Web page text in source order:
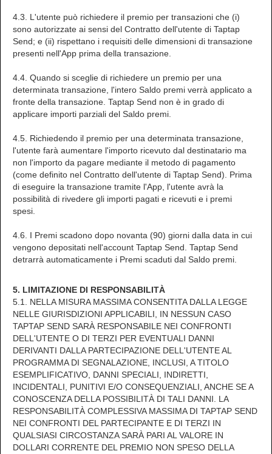
4.3. L'utente può richiedere il premio per transazioni che (i)
sono autorizzate ai sensi del Contratto dell'utente di Taptap
Send; e (ii) rispettano i requisiti delle dimensioni di transazione
presenti nell'App prima della transazione.
4.4. Quando si sceglie di richiedere un premio per una
determinata transazione, l'intero Saldo premi verrà applicato a
fronte della transazione. Taptap Send non è in grado di
applicare importi parziali del Saldo premi.
4.5. Richiedendo il premio per una determinata transazione,
l'utente farà aumentare l'importo ricevuto dal destinatario ma
non l'importo da pagare mediante il metodo di pagamento
(come definito nel Contratto dell'utente di Taptap Send). Prima
di eseguire la transazione tramite l'App, l'utente avrà la
possibilità di rivedere gli importi pagati e ricevuti e i premi
spesi.
4.6. I Premi scadono dopo novanta (90) giorni dalla data in cui
vengono depositati nell'account Taptap Send. Taptap Send
detrarrà automaticamente i Premi scaduti dal Saldo premi.
5. LIMITAZIONE DI RESPONSABILITÀ
5.1. NELLA MISURA MASSIMA CONSENTITA DALLA LEGGE
NELLE GIURISDIZIONI APPLICABILI, IN NESSUN CASO
TAPTAP SEND SARÀ RESPONSABILE NEI CONFRONTI
DELL'UTENTE O DI TERZI PER EVENTUALI DANNI
DERIVANTI DALLA PARTECIPAZIONE DELL'UTENTE AL
PROGRAMMA DI SEGNALAZIONE, INCLUSI, A TITOLO
ESEMPLIFICATIVO, DANNI SPECIALI, INDIRETTI,
INCIDENTALI, PUNITIVI E/O CONSEQUENZIALI, ANCHE SE A
CONOSCENZA DELLA POSSIBILITÀ DI TALI DANNI. LA
RESPONSABILITÀ COMPLESSIVA MASSIMA DI TAPTAP SEND
NEI CONFRONTI DEL PARTECIPANTE E DI TERZI IN
QUALSIASI CIRCOSTANZA SARÀ PARI AL VALORE IN
DOLLARI CORRENTE DEL PREMIO NON SPESO DELLA